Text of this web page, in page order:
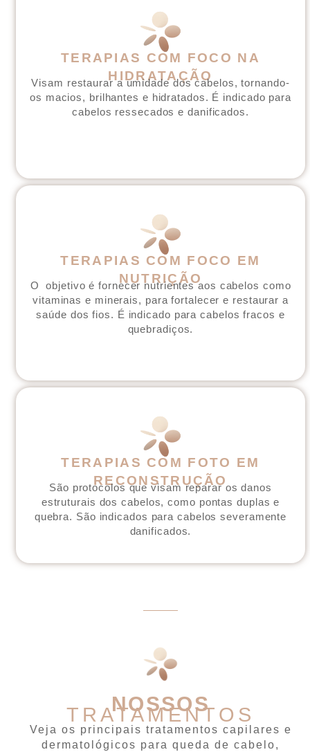
TERAPIAS COM FOCO NA
HIDRATAÇÃO
Visam restaurar a umidade dos cabelos, tornando-
os macios, brilhantes e hidratados. É indicado para
cabelos ressecados e danificados.
TERAPIAS COM FOCO EM
NUTRIÇÃO
O objetivo é fornecer nutrientes aos cabelos como
vitaminas e minerais, para fortalecer e restaurar a
saúde dos fios. É indicado para cabelos fracos e
quebradiços.
TERAPIAS COM FOTO EM
RECONSTRUÇÃO
São protocolos que visam reparar os danos
estruturais dos cabelos, como pontas duplas e
quebra. São indicados para cabelos severamente
danificados.
NOSSOS
TRATAMENTOS
Veja os principais tratamentos capilares e
dermatológicos para queda de cabelo,